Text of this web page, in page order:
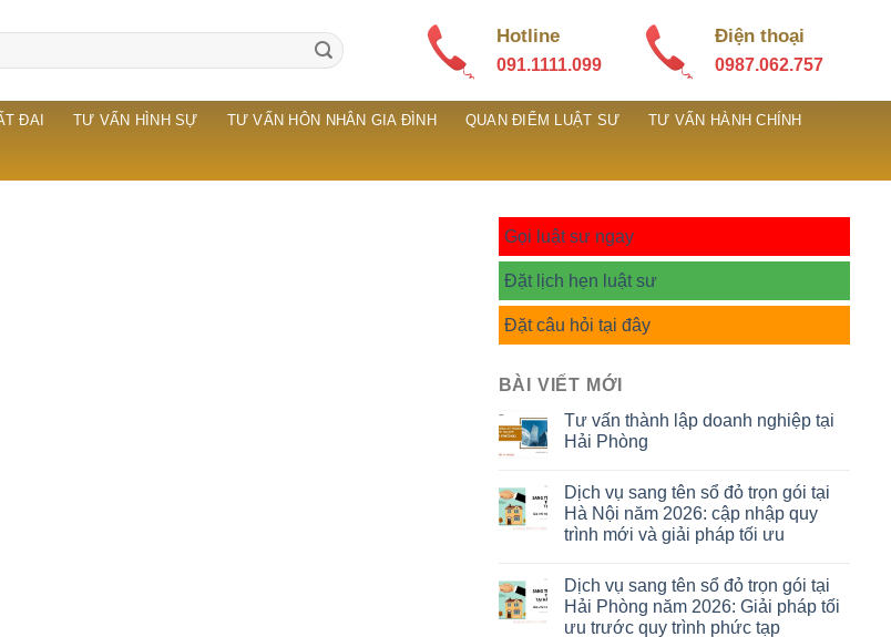
Hotline
091.1111.099
Điện thoại
0987.062.757
ĐAI TƯ VẤN HÌNH SỰ TƯ VẤN HÔN NHÂN GIA ĐÌNH QUAN ĐIỂM LUẬT SƯ TƯ VẤN HÀNH CHÍNH
Gọi luật sư ngay
Đặt lịch hẹn luật sư
Đặt câu hỏi tại đây
BÀI VIẾT MỚI
Tư vấn thành lập doanh nghiệp tại
Hải Phòng
Dịch vụ sang tên sổ đỏ trọn gói tại
Hà Nội năm 2026: cập nhập quy
trình mới và giải pháp tối ưu
Dịch vụ sang tên sổ đỏ trọn gói tại
Hải Phòng năm 2026: Giải pháp tối
ưu trước quy trình phức tạp